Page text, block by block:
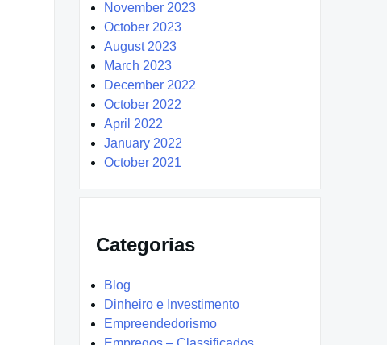
November 2023
October 2023
August 2023
March 2023
December 2022
October 2022
April 2022
January 2022
October 2021
Categorias
Blog
Dinheiro e Investimento
Empreendedorismo